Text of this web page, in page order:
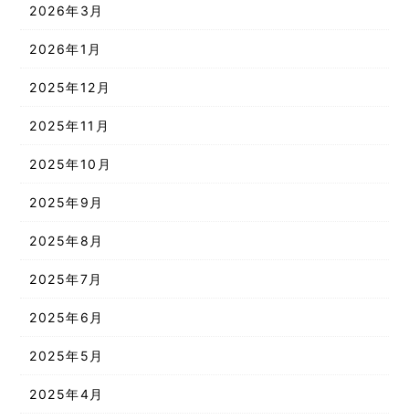
2026年3月
2026年1月
2025年12月
2025年11月
2025年10月
2025年9月
2025年8月
2025年7月
2025年6月
2025年5月
2025年4月